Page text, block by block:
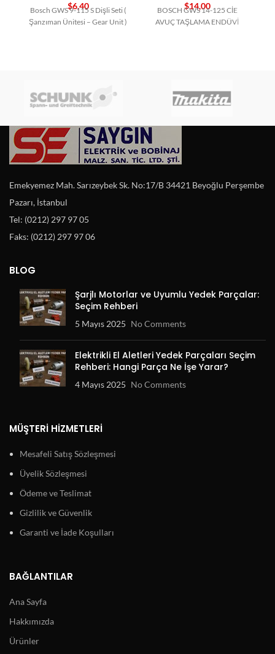
$6,40
Bosch GWS 9-115 S Dişli Seti (
Şanzıman Ünitesi – Gear Unit )
$14,00
BOSCH GWS 14-125 CİE
AVUÇ TAŞLAMA ENDÜVİ
Emekyemez Mah. Sarızeybek Sk. No:17/B 34421 Beyoğlu Perşembe
Pazarı, İstanbul
Tel: (0212) 297 97 05
Faks: (0212) 297 97 06
BLOG
Şarjlı Motorlar ve Uyumlu Yedek Parçalar:
Seçim Rehberi
5 Mayıs 2025 No Comments
Elektrikli El Aletleri Yedek Parçaları Seçim
Rehberi: Hangi Parça Ne İşe Yarar?
4 Mayıs 2025 No Comments
MÜŞTERI HIZMETLERI
Mesafeli Satış Sözleşmesi
Üyelik Sözleşmesi
Ödeme ve Teslimat
Gizlilik ve Güvenlik
Garanti ve İade Koşulları
BAĞLANTILAR
Ana Sayfa
Hakkımızda
Ürünler